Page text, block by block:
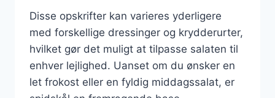
Disse opskrifter kan varieres yderligere
med forskellige dressinger og krydderurter,
hvilket gør det muligt at tilpasse salaten til
enhver lejlighed. Uanset om du ønsker en
let frokost eller en fyldig middagssalat, er